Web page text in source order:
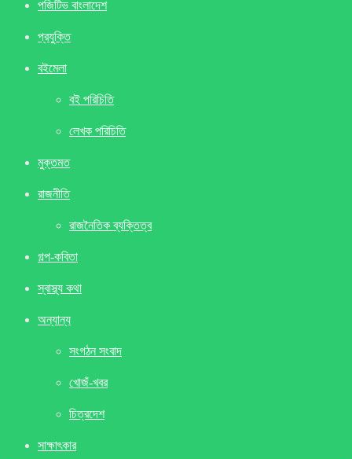
পজিটিভ বাংলাদেশ
প্রযুক্তি
বইমেলা
বই পরিচিতি
লেখক পরিচিতি
মুক্তমত
রাজনীতি
রাজনৈতিক ব্যক্তিত্ব
গল্প-কবিতা
স্বাস্থ্য কথা
অন্যান্য
সংগঠন সংবাদ
খােজঁ-খবর
চিত্রদেশ
সাক্ষাৎকার